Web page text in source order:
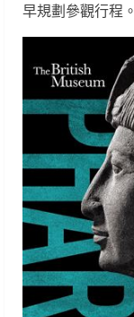
早規劃參觀行程。